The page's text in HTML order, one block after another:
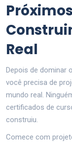
Real
Depois de dominar
você precisa de
mundo real.
certificados de
construiu.
Comece com